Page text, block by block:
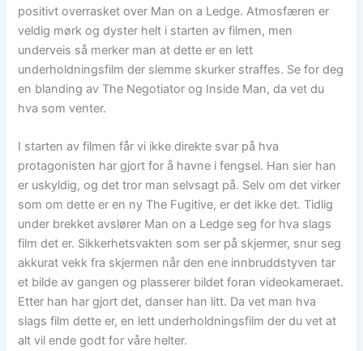
positivt overrasket over Man on a Ledge. Atmosfæren er
veldig mørk og dyster helt i starten av filmen, men
underveis så merker man at dette er en lett
underholdningsfilm der slemme skurker straffes. Se for deg
en blanding av The Negotiator og Inside Man, da vet du
hva som venter.
I starten av filmen får vi ikke direkte svar på hva
protagonisten har gjort for å havne i fengsel. Han sier han
er uskyldig, og det tror man selvsagt på. Selv om det virker
som om dette er en ny The Fugitive, er det ikke det. Tidlig
under brekket avslører Man on a Ledge seg for hva slags
film det er. Sikkerhetsvakten som ser på skjermer, snur seg
akkurat vekk fra skjermen når den ene innbruddstyven tar
et bilde av gangen og plasserer bildet foran videokameraet.
Etter han har gjort det, danser han litt. Da vet man hva
slags film dette er, en lett underholdningsfilm der du vet at
alt vil ende godt for våre helter.